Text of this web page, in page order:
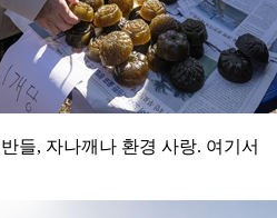
들, 자나깨나 환경 사랑. 여기서